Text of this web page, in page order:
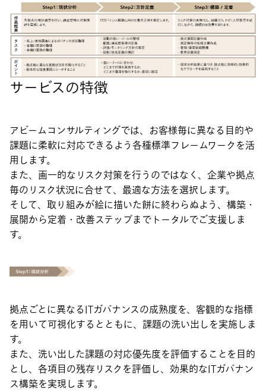
サービスの特徴
アビームコンサルティングでは、お客様毎に異なる目的や
課題に柔軟に対応できるよう各種標準フレームワークを活
用します。
また、画一的なリスク対策を行うのではなく、企業や拠点
毎のリスク状況に合せて、最適な方法を選択します。
そして、取り組みが絵に描いた餅に終わらぬよう、構築・
展開から定着・改善ステップまでトータルでご支援しま
す。
拠点ごとに異なるITガバナンスの成熟度を、客観的な指標
を用いて可視化するとともに、課題の洗い出しを実施しま
す。
また、洗い出した課題の対応優先度を評価することを目的
とし、各項目の残存リスクを評価し、効果的なITガバナン
ス構築を実現します。